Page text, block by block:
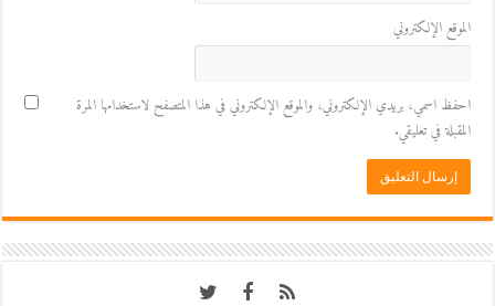
الموقع الإلكتروني
احفظ اسمي، بريدي الإلكتروني، والموقع الإلكتروني في هذا المتصفح لاستخدامها المرة
المقبلة في تعليقي.